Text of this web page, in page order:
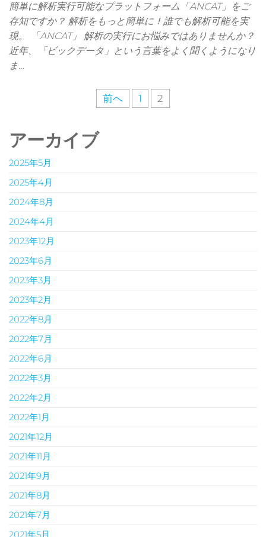
簡単に解析実行可能なプラットフォーム「ANCAT」をご
存知ですか？ 解析をもっと簡単に！誰でも解析可能を実
現。 「ANCAT」 解析の実行にお悩みではありませんか？
近年、「ビックデータ」という言葉をよく聞くようになり
ま…
の
ペ
ー
ジ
送
り
前へ 1 2
アーカイブ
2025年5月
2025年4月
2024年8月
2024年4月
2023年12月
2023年6月
2023年3月
2023年2月
2022年8月
2022年7月
2022年6月
2022年3月
2022年2月
2022年1月
2021年12月
2021年11月
2021年9月
2021年8月
2021年7月
2021年5月